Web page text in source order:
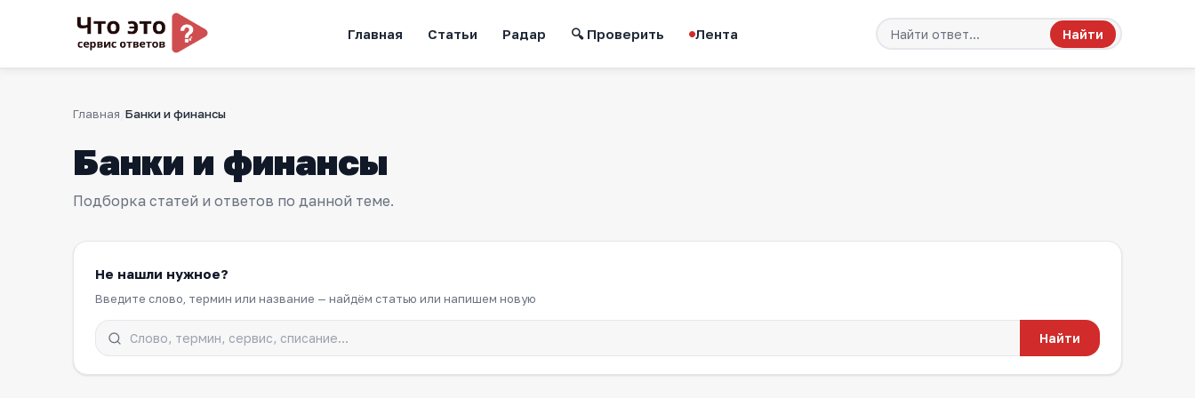
Главная Статьи Радар 🔍 Проверить Лента Найти
Главная Банки и финансы
Банки и финансы
Подборка статей и ответов по данной теме.
Не нашли нужное?
Введите слово, термин или название — найдём статью или напишем новую
Найти